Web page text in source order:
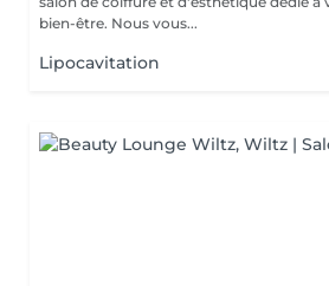
bien-être. Nous vous...
Lipocavitation